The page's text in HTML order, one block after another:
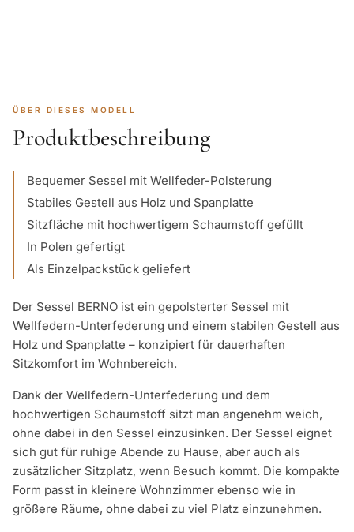
ÜBER DIESES MODELL
Produktbeschreibung
Bequemer Sessel mit Wellfeder-Polsterung
Stabiles Gestell aus Holz und Spanplatte
Sitzfläche mit hochwertigem Schaumstoff gefüllt
In Polen gefertigt
Als Einzelpackstück geliefert
Der Sessel BERNO ist ein gepolsterter Sessel mit
Wellfedern-Unterfederung und einem stabilen Gestell aus
Holz und Spanplatte – konzipiert für dauerhaften
Sitzkomfort im Wohnbereich.
Dank der Wellfedern-Unterfederung und dem
hochwertigen Schaumstoff sitzt man angenehm weich,
ohne dabei in den Sessel einzusinken. Der Sessel eignet
sich gut für ruhige Abende zu Hause, aber auch als
zusätzlicher Sitzplatz, wenn Besuch kommt. Die kompakte
Form passt in kleinere Wohnzimmer ebenso wie in
größere Räume, ohne dabei zu viel Platz einzunehmen.